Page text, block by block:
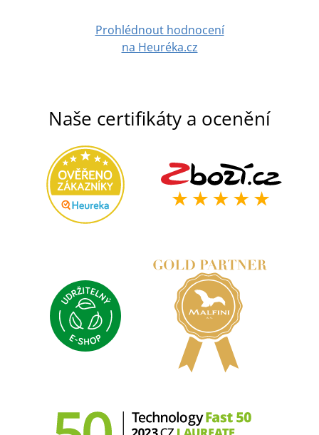
Prohlédnout hodnocení
na Heuréka.cz
Naše certifikáty a ocenění